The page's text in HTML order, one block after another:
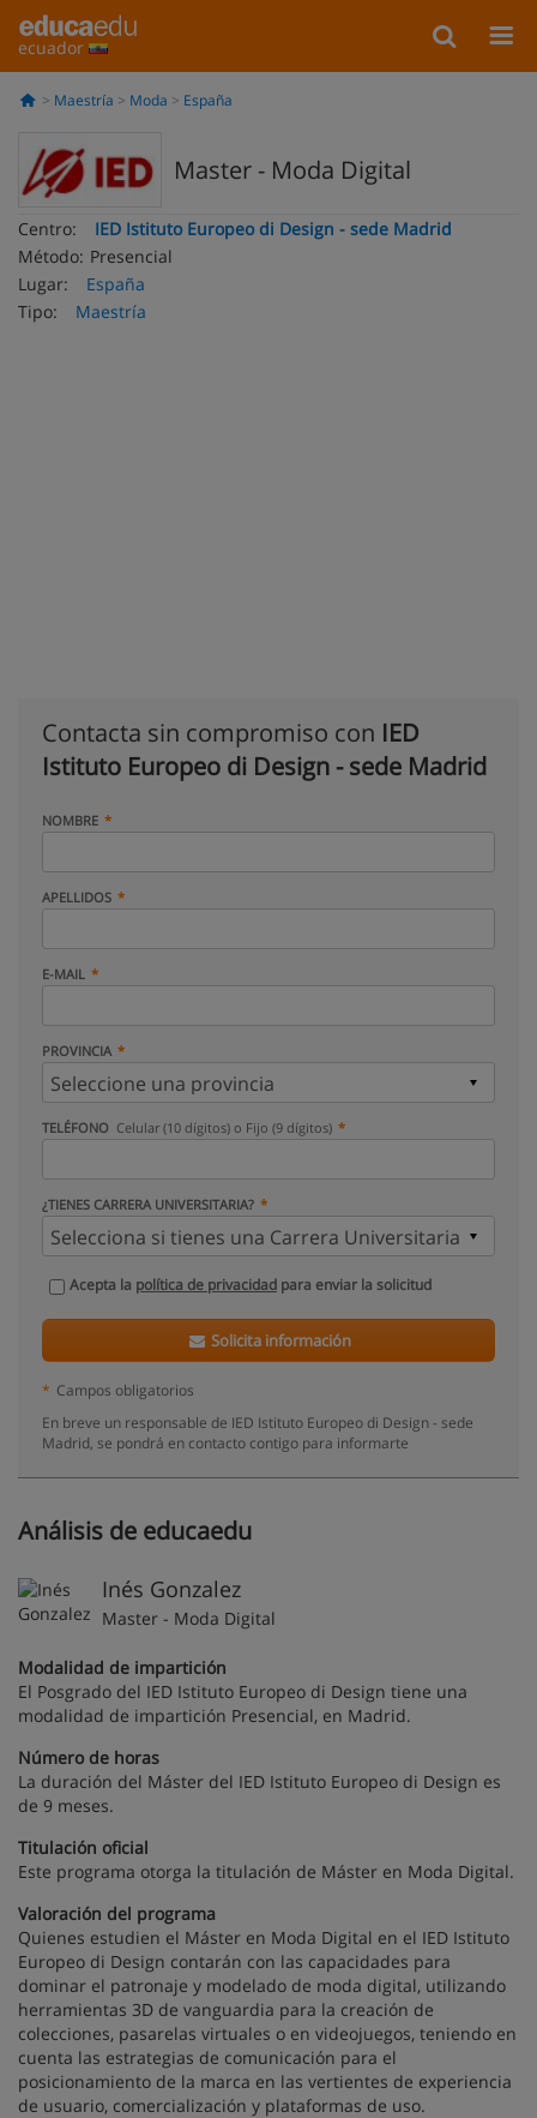
ecuador
Maestría Moda España
Master - Moda Digital
Centro:
IED Istituto Europeo di Design - sede Madrid
Método: Presencial
Lugar:
España
Tipo:
Maestría
Contacta sin compromiso con IED
Istituto Europeo di Design - sede Madrid
NOMBRE
APELLIDOS
E-MAIL
PROVINCIA
TELÉFONO Celular (10 dígitos) o Fijo (9 dígitos)
¿TIENES CARRERA UNIVERSITARIA?
Acepta la política de privacidad para enviar la solicitud
Solicita información
* Campos obligatorios
En breve un responsable de IED Istituto Europeo di Design - sede
Madrid, se pondrá en contacto contigo para informarte
Análisis de educaedu
Inés Gonzalez
Master - Moda Digital
Modalidad de impartición
El Posgrado del IED Istituto Europeo di Design tiene una
modalidad de impartición Presencial, en Madrid.
Número de horas
La duración del Máster del IED Istituto Europeo di Design es
de 9 meses.
Titulación oficial
Este programa otorga la titulación de Máster en Moda Digital.
Valoración del programa
Quienes estudien el Máster en Moda Digital en el IED Istituto
Europeo di Design contarán con las capacidades para
dominar el patronaje y modelado de moda digital, utilizando
herramientas 3D de vanguardia para la creación de
colecciones, pasarelas virtuales o en videojuegos, teniendo en
cuenta las estrategias de comunicación para el
posicionamiento de la marca en las vertientes de experiencia
de usuario, comercialización y plataformas de uso.